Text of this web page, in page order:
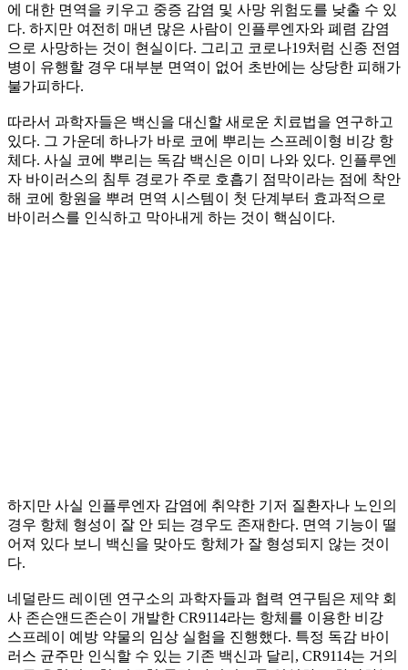
에 대한 면역을 키우고 중증 감염 및 사망 위험도를 낮출 수 있
다. 하지만 여전히 매년 많은 사람이 인플루엔자와 폐렴 감염
으로 사망하는 것이 현실이다. 그리고 코로나19처럼 신종 전염
병이 유행할 경우 대부분 면역이 없어 초반에는 상당한 피해가
불가피하다.
따라서 과학자들은 백신을 대신할 새로운 치료법을 연구하고
있다. 그 가운데 하나가 바로 코에 뿌리는 스프레이형 비강 항
체다. 사실 코에 뿌리는 독감 백신은 이미 나와 있다. 인플루엔
자 바이러스의 침투 경로가 주로 호흡기 점막이라는 점에 착안
해 코에 항원을 뿌려 면역 시스템이 첫 단계부터 효과적으로
바이러스를 인식하고 막아내게 하는 것이 핵심이다.
하지만 사실 인플루엔자 감염에 취약한 기저 질환자나 노인의
경우 항체 형성이 잘 안 되는 경우도 존재한다. 면역 기능이 떨
어져 있다 보니 백신을 맞아도 항체가 잘 형성되지 않는 것이
다.
네덜란드 레이덴 연구소의 과학자들과 협력 연구팀은 제약 회
사 존슨앤드존슨이 개발한 CR9114라는 항체를 이용한 비강
스프레이 예방 약물의 임상 실험을 진행했다. 특정 독감 바이
러스 균주만 인식할 수 있는 기존 백신과 달리, CR9114는 거의